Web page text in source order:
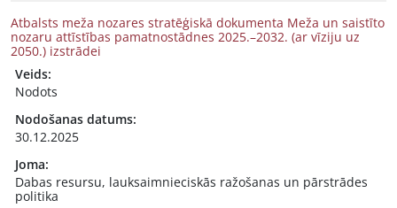
Atbalsts meža nozares stratēģiskā dokumenta Meža un saistīto
nozaru attīstības pamatnostādnes 2025.–2032. (ar vīziju uz
2050.) izstrādei
Veids:
Nodots
Nodošanas datums:
30.12.2025
Joma:
Dabas resursu, lauksaimnieciskās ražošanas un pārstrādes
politika